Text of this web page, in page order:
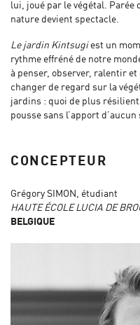
lui, joué par le végétal. Parée
nature devient spectacle.
Le jardin Kintsugiest un
rythme effréné de notre
à penser, observer, ralentir
changer de regard sur la
jardins : quoi de plus résilient
pousse sans l’apport d’aucun
CONCEPTEUR
Grégory SIMON, étudiant
HAUTE ÉCOLE LUCIA DE
BELGIQUE